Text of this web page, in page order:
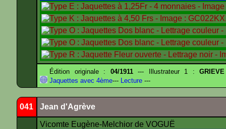
Édition originale : 04/1911--- Illustrateur 1 :
Jaquettes avec 4ème--- Lecture ---
041 Jean d'Agrève
Vicomte Eugène-Melchior de VOGUË